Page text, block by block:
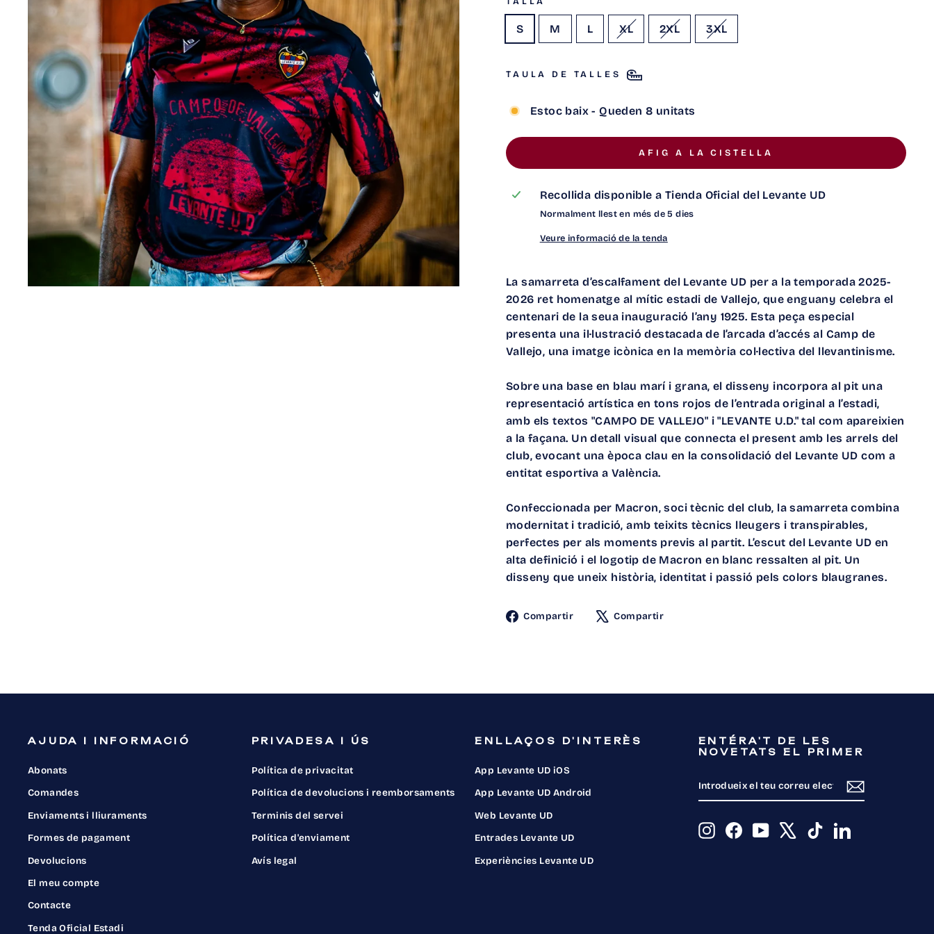
S M L XL 2XL 3XL
TAULA DE TALLES
Estoc baix - Queden 8 unitats
AFIG A LA CISTELLA
Recollida disponible a Tienda Oficial del Levante UD
Normalment llest en més de 5 dies
Veure informació de la tenda
La samarreta d’escalfament del Levante UD per a la temporada 2025-
2026 ret homenatge al mític estadi de Vallejo, que enguany celebra el
centenari de la seua inauguració l’any 1925. Esta peça especial
presenta una il·lustració destacada de l’arcada d’accés al Camp de
Vallejo, una imatge icònica en la memòria col·lectiva del llevantinisme.
Sobre una base en blau marí i grana, el disseny incorpora al pit una
representació artística en tons rojos de l’entrada original a l’estadi,
amb els textos "CAMPO DE VALLEJO" i "LEVANTE U.D." tal com apareixien
a la façana. Un detall visual que connecta el present amb les arrels del
club, evocant una època clau en la consolidació del Levante UD com a
entitat esportiva a València.
Confeccionada per Macron, soci tècnic del club, la samarreta combina
modernitat i tradició, amb teixits tècnics lleugers i transpirables,
perfectes per als moments previs al partit. L’escut del Levante UD en
alta definició i el logotip de Macron en blanc ressalten al pit. Un
disseny que uneix història, identitat i passió pels colors blaugranes.
Compartir
Compartir
Compartir
AJUDA I INFORMACIÓ
Abonats
Comandes
Enviaments i lliuraments
Formes de pagament
Devolucions
El meu compte
Contacte
Tenda Oficial Estadi
PRIVADESA I ÚS
Política de privacitat
Política de devolucions i reemborsaments
Terminis del servei
Política d'enviament
Avís legal
ENLLAÇOS D'INTERÈS
App Levante UD iOS
App Levante UD Android
Web Levante UD
Entrades Levante UD
Experiències Levante UD
ENTÉRA'T DE LES
NOVETATS EL PRIMER
EL
TEU
ELECTRÒNIC
TE
InstagramFacebookYouTube TikTokLinkedIn